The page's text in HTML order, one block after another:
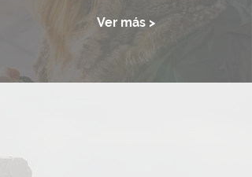
Ver más >